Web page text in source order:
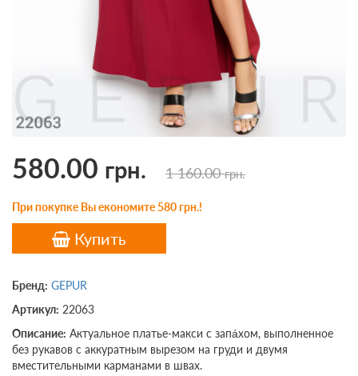
580.00 грн. 1 160.00грн.
При покупке Вы економите 580 грн.!
Купить
Бренд: GEPUR
Артикул: 22063
Описание: Актуальное платье-макси с запáхом, выполненное
без рукавов с аккуратным вырезом на груди и двумя
вместительными карманами в швах.